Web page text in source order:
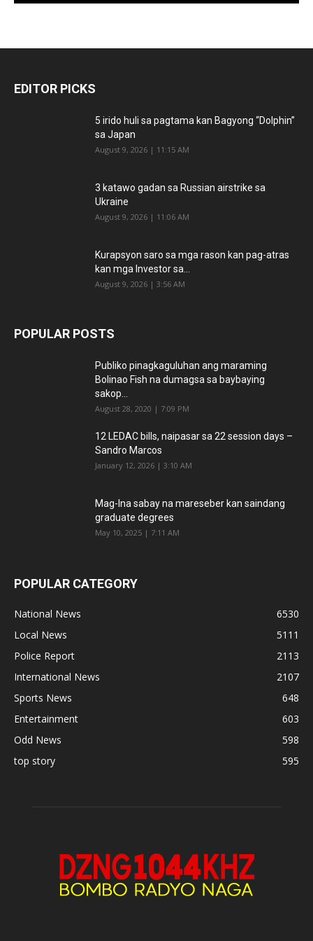
EDITOR PICKS
5 irido huli sa pagtama kan Bagyong “Dolphin”
sa Japan
August 9, 2026 | 11:15 AM
3 katawo gadan sa Russian airstrike sa
Ukraine
August 9, 2026 | 11:06 AM
Kurapsyon saro sa mga rason kan pag-atras
kan mga Investor sa...
August 9, 2026 | 3:56 AM
POPULAR POSTS
Publiko pinagkaguluhan ang maraming
Bolinao Fish na dumagsa sa baybaying
sakop...
August 28, 2020 | 7:09 PM
12 LEDAC bills, naipasar sa 22 session days –
Sandro Marcos
January 12, 2026 | 3:10 AM
Mag-Ina sabay na mareseber kan saindang
graduate degrees
May 10, 2025 | 7:11 AM
POPULAR CATEGORY
National News
6530
Local News
5111
Police Report
2113
International News
2107
Sports News
648
Entertainment
603
Odd News
598
top story
595